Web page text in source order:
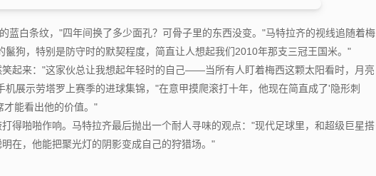
白条纹，"四年间换了多少面孔？可骨子里的东西没变。"马特拉齐的视线追随着梅
狗，特别是防守时的默契程度，简直让人想起我们2010年那支三冠王国米。"
来："这家伙总让我想起年轻时的自己——当所有人盯着梅西这颗太阳看时，月亮
展示劳塔罗上赛季的进球集锦，"在意甲摸爬滚打十年，他现在简直成了'隐形刺
才能看出他的价值。"
啪啪作响。马特拉齐最后抛出一个耐人寻味的观点："现代足球里，和超级巨星搭
在，他能把聚光灯的阴影变成自己的狩猎场。"